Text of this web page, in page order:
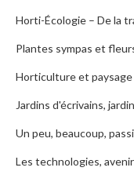
Horti-Écologie – De la
Plantes sympas et
Horticulture et paysage
Jardins d'écrivains,
Un peu, beaucoup,
Les technologies,